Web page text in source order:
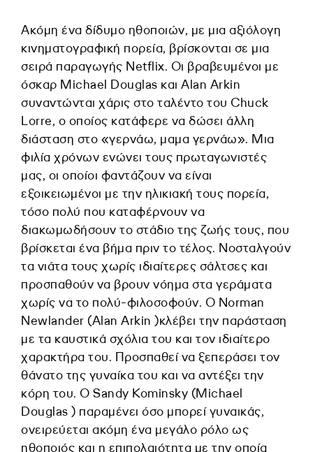
Ακόμη ένα δίδυμο ηθοποιών, με μια αξιόλογη
κινηματογραφική πορεία, βρίσκονται σε μια
σειρά παραγωγής Netflix. Οι βραβευμένοι με
όσκαρ Michael Douglas και Alan Arkin
συναντώνται χάρις στο ταλέντο του Chuck
Lorre, ο οποίος κατάφερε να δώσει άλλη
διάσταση στο «γερνάω, μαμα γερνάω». Μια
φιλία χρόνων ενώνει τους πρωταγωνιστές
μας, οι οποίοι φαντάζουν να είναι
εξοικειωμένοι με την ηλικιακή τους πορεία,
τόσο πολύ που καταφέρνουν να
διακωμωδήσουν το στάδιο της ζωής τους, που
βρίσκεται ένα βήμα πριν το τέλος. Νοσταλγούν
τα νιάτα τους χωρίς ιδιαίτερες σάλτσες και
προσπαθούν να βρουν νόημα στα γεράματα
χωρίς να το πολύ-φιλοσοφούν. Ο Norman
Newlander (Alan Arkin )κλέβει την παράσταση
με τα καυστικά σχόλια του και τον ιδιαίτερο
χαρακτήρα του. Προσπαθεί να ξεπεράσει τον
θάνατο της γυναίκα του και να αντέξει την
κόρη του. Ο Sandy Kominsky (Michael
Douglas ) παραμένει όσο μπορεί γυναικάς,
ονειρεύεται ακόμη ένα μεγάλο ρόλο ως
ηθοποιός και η επιπολαιότητα με την οποία